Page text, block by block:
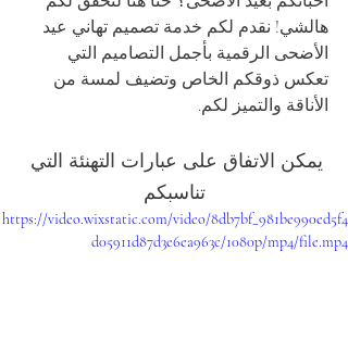
هالشي! نقدم لكم خدمة تصميم تهاني عيد
الأضحى الرقمية بأجمل التصاميم التي
تعكس ذوقكم الخاص وتضيف لمسة من
الأناقة والتميز لكم.
يمكن الاتفاق على عبارات التهنئة التي
تناسبكم
https://video.wixstatic.com/video/8db7bf_981be990ed5f4
d05911d87d3e6ea963c/1080p/mp4/file.mp4